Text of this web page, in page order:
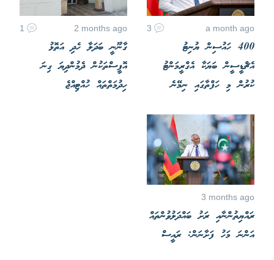
a month ago
3
400 ހައުސިން ޔުނިޓު
އެޗްޑީސީން ބަޔަކާ އެގްރީމަންޓު
ކުރުން މި ހަފްތާގައި ނިމޭނެ
2 months ago
1
ގާނޫނީ ބަދަލާ ހެދި އަތޮޅު
އޮފީސްތަކުން ދެމުންދިޔަ ގިނަ
ހިދުމަތްތައް ހުއްޓިއްޖެ
3 months ago
ރައްޔިތުންނާއި ރަށު ބައްދަލުވުންތައް
އަންނަ މަހު ފަށާނަން: ރައީސް